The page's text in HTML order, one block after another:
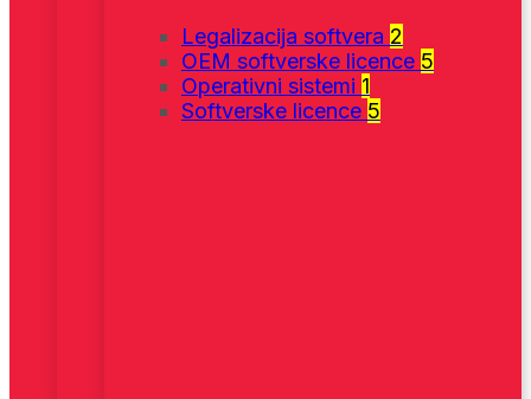
Legalizacija softvera 2
OEM softverske licence 5
Operativni sistemi 1
Softverske licence 5